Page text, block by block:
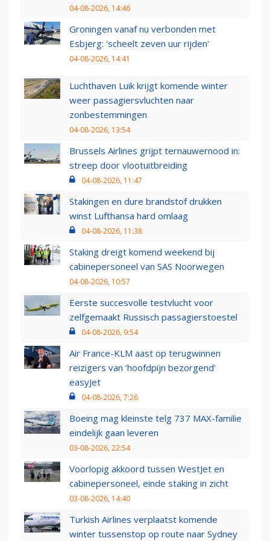
04-08-2026, 14:46
Groningen vanaf nu verbonden met
Esbjerg: 'scheelt zeven uur rijden'
04-08-2026, 14:41
Luchthaven Luik krijgt komende winter
weer passagiersvluchten naar
zonbestemmingen
04-08-2026, 13:54
Brussels Airlines grijpt ternauwernood in:
streep door vlootuitbreiding
04-08-2026, 11:47
Stakingen en dure brandstof drukken
winst Lufthansa hard omlaag
04-08-2026, 11:38
Staking dreigt komend weekend bij
cabinepersoneel van SAS Noorwegen
04-08-2026, 10:57
Eerste succesvolle testvlucht voor
zelfgemaakt Russisch passagierstoestel
04-08-2026, 9:54
Air France-KLM aast op terugwinnen
reizigers van ‘hoofdpijn bezorgend’
easyJet
04-08-2026, 7:26
Boeing mag kleinste telg 737 MAX-familie
eindelijk gaan leveren
03-08-2026, 22:54
Voorlopig akkoord tussen WestJet en
cabinepersoneel, einde staking in zicht
03-08-2026, 14:40
Turkish Airlines verplaatst komende
winter tussenstop op route naar Sydney